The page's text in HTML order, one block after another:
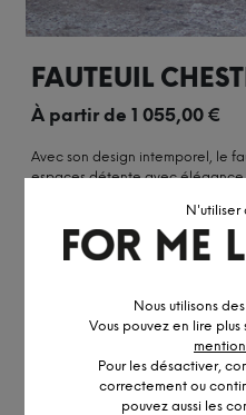
N'utiliser
Nous utilisons
Vous pouvez en lire plus
Pour les désactiver,
correctement ou
pouvez aussi les
FAUTEUIL
À partir de 1 055,00€
Avec son design intemporel, le
espaces détente avec élégance
PLUS DE DÉTAILS